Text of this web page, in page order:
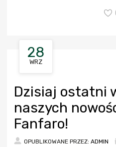
28
WRZ
Dzisiaj ostatni
naszych
Fanfaro!
OPUBLIKOWANE PRZEZ: ADMIN